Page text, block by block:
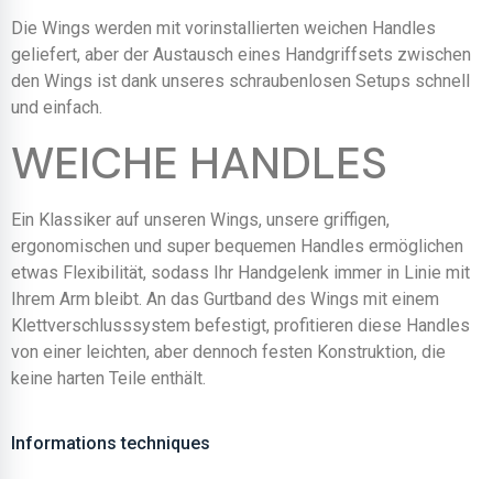
Die Wings werden mit vorinstallierten weichen Handles
geliefert, aber der Austausch eines Handgriffsets zwischen
den Wings ist dank unseres schraubenlosen Setups schnell
und einfach.
WEICHE HANDLES
Ein Klassiker auf unseren Wings, unsere griffigen,
ergonomischen und super bequemen Handles ermöglichen
etwas Flexibilität, sodass Ihr Handgelenk immer in Linie mit
Ihrem Arm bleibt. An das Gurtband des Wings mit einem
Klettverschlusssystem befestigt, profitieren diese Handles
von einer leichten, aber dennoch festen Konstruktion, die
keine harten Teile enthält.
Informations techniques